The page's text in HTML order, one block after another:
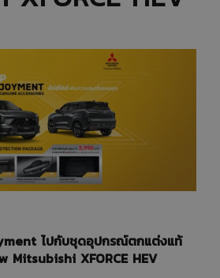
ไปกับชุดอุปกรณ์ตกแต่งแท้
Mitsubishi XFORCE HEV